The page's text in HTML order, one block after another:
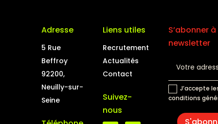
Adresse
5 Rue
Beffroy
92200,
Neuilly-sur-
Seine
Liens utiles
Recrutement
Actualités
Contact
Suivez-
nous
S’abonner
newsletter
J’accepte
conditions